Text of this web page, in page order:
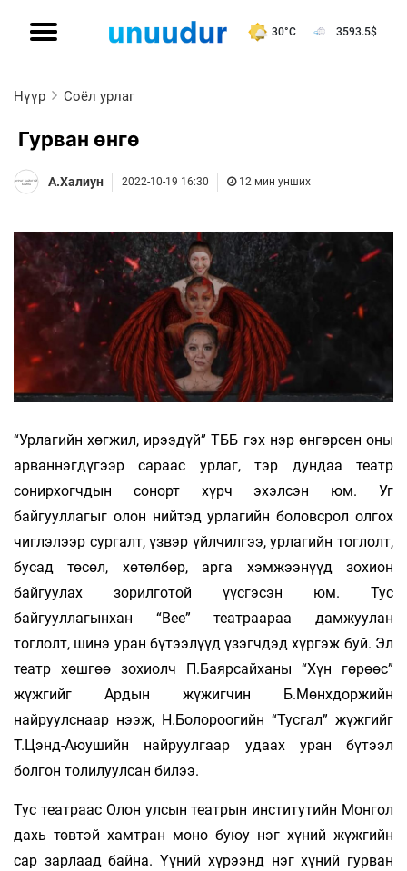
30°C 3593.5$
Нүүр Соёл урлаг
Гурван өнгө
А.Халиун 2022-10-19 16:30 12 мин унших
“Урлагийн хөгжил, ирээдүй” ТББ гэх нэр өнгөрсөн оны
арваннэгдүгээр сараас урлаг, тэр дундаа театр
сонирхогчдын сонорт хүрч эхэлсэн юм. Уг
байгууллагыг олон нийтэд урлагийн боловсрол олгох
чиглэлээр сургалт, үзвэр үйлчилгээ, урлагийн тоглолт,
бусад төсөл, хөтөлбөр, арга хэмжээнүүд зохион
байгуулах зорилготой үүсгэсэн юм. Тус
байгууллагынхан “Bee” театраараа дамжуулан
тоглолт, шинэ уран бүтээлүүд үзэгчдэд хүргэж буй. Эл
театр хөшгөө зохиолч П.Баярсайханы “Хүн гөрөөс”
жүжгийг Ардын жүжигчин Б.Мөнхдоржийн
найруулснаар нээж, Н.Болороогийн “Тусгал” жүжгийг
Т.Цэнд-Аюушийн найруулгаар удаах уран бүтээл
болгон толилуулсан билээ.
Тус театраас Олон улсын театрын институтийн Монгол
дахь төвтэй хамтран моно буюу нэг хүний жүжгийн
сар зарлаад байна. Үүний хүрээнд нэг хүний гурван